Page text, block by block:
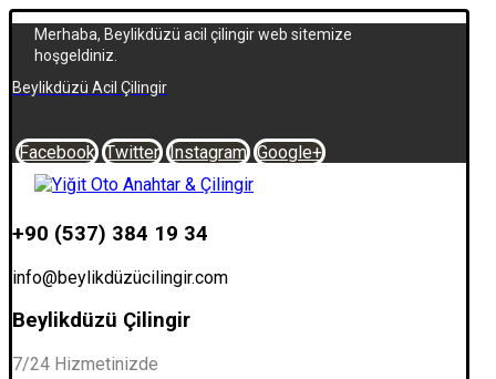
Merhaba, Beylikdüzü acil çilingir web sitemize
hoşgeldiniz.
Beylikdüzü Acil Çilingir
Facebook Twitter Instagram Google+
+90 (537) 384 19 34
info@beylikdüzücilingir.com
Beylikdüzü Çilingir
7/24 Hizmetinizde